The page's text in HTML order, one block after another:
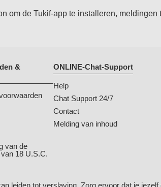
om de Tukif-app te installeren,
&
van de
18 U.S.C.
ONLINE-Chat-Support
Help
Chat Support 24/7
Contact
Melding van inhoud
leiden tot verslaving. Zorg ervoor dat je jezelf